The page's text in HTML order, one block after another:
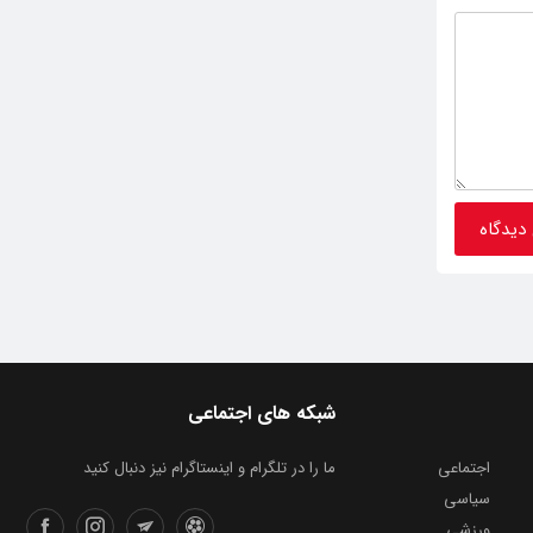
شبکه های اجتماعی
ما را در تلگرام و اینستاگرام نیز دنبال کنید
اجتماعی
سیاسی